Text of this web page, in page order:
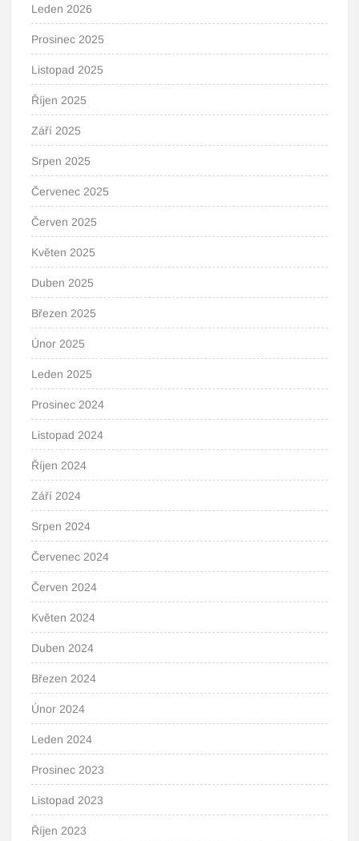
Leden 2026
Prosinec 2025
Listopad 2025
Říjen 2025
Září 2025
Srpen 2025
Červenec 2025
Červen 2025
Květen 2025
Duben 2025
Březen 2025
Únor 2025
Leden 2025
Prosinec 2024
Listopad 2024
Říjen 2024
Září 2024
Srpen 2024
Červenec 2024
Červen 2024
Květen 2024
Duben 2024
Březen 2024
Únor 2024
Leden 2024
Prosinec 2023
Listopad 2023
Říjen 2023